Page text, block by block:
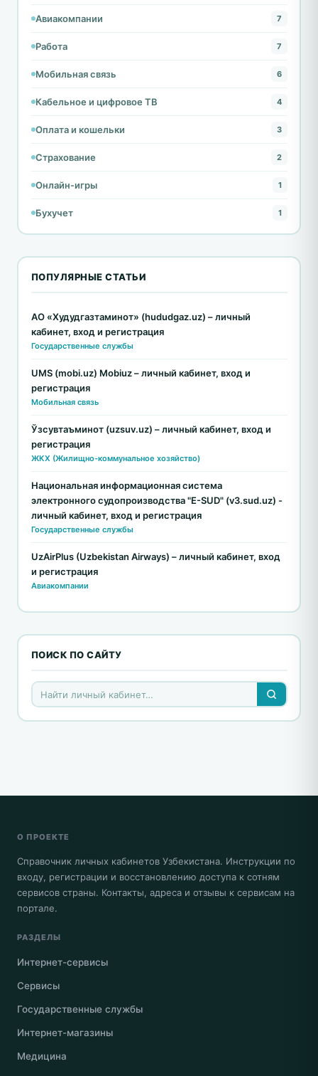
Авиакомпании 7
Работа 7
Мобильная связь 6
Кабельное и цифровое ТВ 4
Оплата и кошельки 3
Страхование 2
Онлайн-игры 1
Бухучет 1
ПОПУЛЯРНЫЕ СТАТЬИ
АО «Худудгазтаминот» (hududgaz.uz) – личный
кабинет, вход и регистрация
Государственные службы
UMS (mobi.uz) Mobiuz – личный кабинет, вход и
регистрация
Мобильная связь
Ўзсувтаъминот (uzsuv.uz) – личный кабинет, вход и
регистрация
ЖКХ (Жилищно-коммунальное хозяйство)
Национальная информационная система
электронного судопроизводства "E-SUD" (v3.sud.uz) -
личный кабинет, вход и регистрация
Государственные службы
UzAirPlus (Uzbekistan Airways) – личный кабинет, вход
и регистрация
Авиакомпании
ПОИСК ПО САЙТУ
О ПРОЕКТЕ
Справочник личных кабинетов Узбекистана. Инструкции по
входу, регистрации и восстановлению доступа к сотням
сервисов страны. Контакты, адреса и отзывы к сервисам на
портале.
РАЗДЕЛЫ
Интернет-сервисы
Сервисы
Государственные службы
Интернет-магазины
Медицина